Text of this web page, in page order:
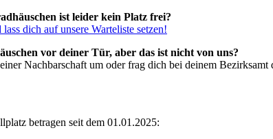
ist leider kein Platz frei?
dich auf unsere Warteliste setzen!
vor deiner Tür, aber das ist nicht von uns?
Nachbarschaft um oder frag dich bei deinem
betragen seit dem 01.01.2025: